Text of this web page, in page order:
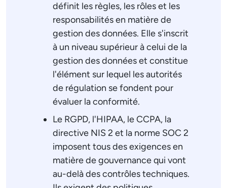
définit les règles, les rôles et les
responsabilités en matière de
gestion des données. Elle s'inscrit
à un niveau supérieur à celui de la
gestion des données et constitue
l'élément sur lequel les autorités
de régulation se fondent pour
évaluer la conformité.
Le RGPD, l'HIPAA, le CCPA, la
directive NIS 2 et la norme SOC 2
imposent tous des exigences en
matière de gouvernance qui vont
au-delà des contrôles techniques.